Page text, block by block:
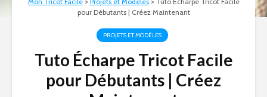
pour Débutants | Créez Maintenant
PROJETS ET MODÈLES
Tuto Écharpe Tricot Facile
pour Débutants | Créez